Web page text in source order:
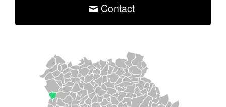
Contact